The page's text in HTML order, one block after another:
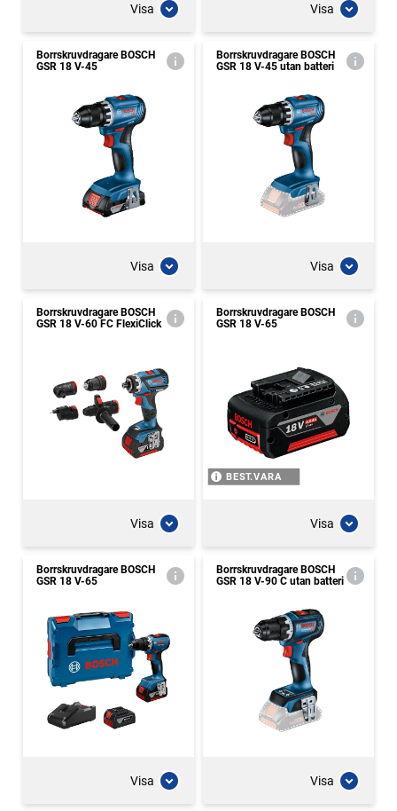
Visa Visa
Borrskruvdragare BOSCH
GSR 18 V-45
Visa
Borrskruvdragare BOSCH
GSR 18 V-45 utan batteri
Visa
Borrskruvdragare BOSCH
GSR 18 V-60 FC FlexiClick
Visa
Borrskruvdragare BOSCH
GSR 18 V-65
BEST.VARA
Visa
Borrskruvdragare BOSCH
GSR 18 V-65
Visa
Borrskruvdragare BOSCH
GSR 18 V-90 C utan batteri
Visa